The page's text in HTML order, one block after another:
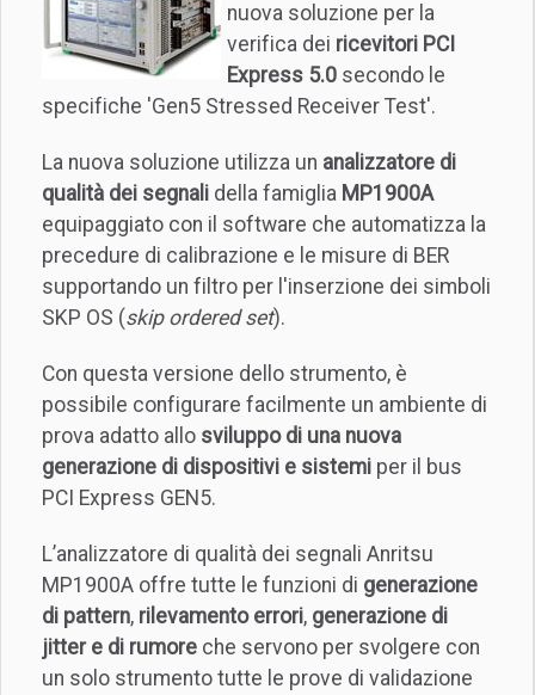
nuova soluzione per la
verifica dei ricevitori PCI
Express 5.0 secondo le
specifiche 'Gen5 Stressed Receiver Test'.
La nuova soluzione utilizza un analizzatore di
qualità dei segnali della famiglia MP1900A
equipaggiato con il software che automatizza la
precedure di calibrazione e le misure di BER
supportando un filtro per l'inserzione dei simboli
SKP OS (skip ordered set).
Con questa versione dello strumento, è
possibile configurare facilmente un ambiente di
prova adatto allo sviluppo di una nuova
generazione di dispositivi e sistemi per il bus
PCI Express GEN5.
L’analizzatore di qualità dei segnali Anritsu
MP1900A offre tutte le funzioni di generazione
di pattern, rilevamento errori, generazione di
jitter e di rumore che servono per svolgere con
un solo strumento tutte le prove di validazione